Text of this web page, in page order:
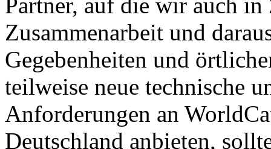
Zusammenarbeit und
Gegebenheiten und
teilweise neue technische
Anforderungen an
Deutschland anbieten,